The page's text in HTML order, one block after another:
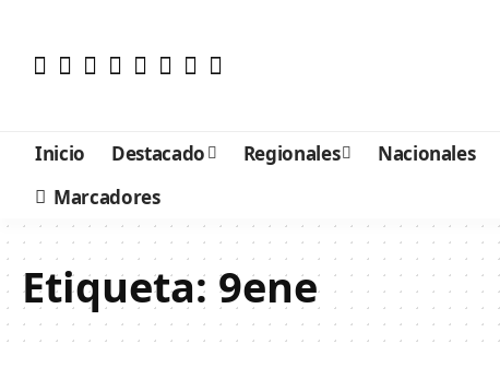
Inicio Destacado Regionales Nacionales
Marcadores
Etiqueta: 9ene